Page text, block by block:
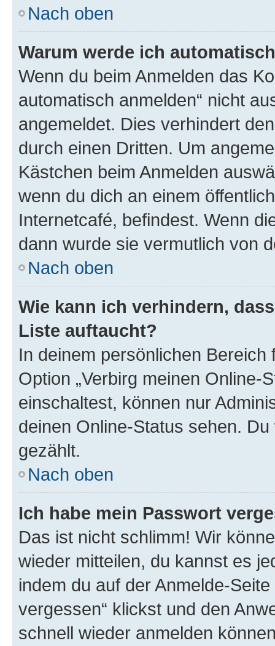
Nach oben
Warum werde ich
Wenn du beim Anmelden das
automatisch anmelden“ nicht
angemeldet. Dies verhindert
durch einen Dritten. Um
Kästchen beim Anmelden
wenn du dich an einem
Internetcafé, befindest. Wenn
dann wurde sie vermutlich von
Nach oben
Wie kann ich verhindern,
Liste auftaucht?
In deinem persönlichen
Option „Verbirg meinen Online-
einschaltest, können nur
deinen Online-Status sehen.
gezählt.
Nach oben
Ich habe mein Passwort
Das ist nicht schlimm! Wir
wieder mitteilen, du kannst es
indem du auf der Anmelde-
vergessen“ klickst und den
schnell wieder anmelden